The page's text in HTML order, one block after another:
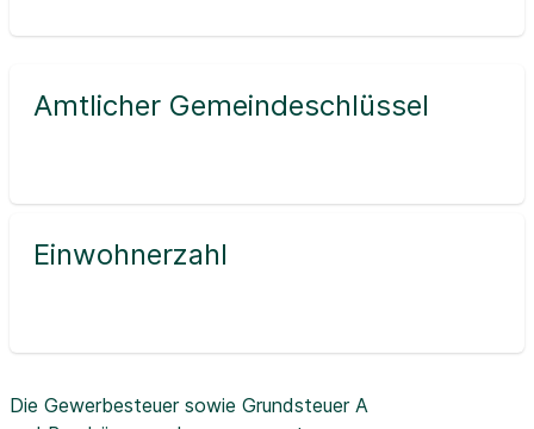
Amtlicher Gemeindeschlüssel
Einwohnerzahl
Die Gewerbesteuer sowie Grundsteuer A